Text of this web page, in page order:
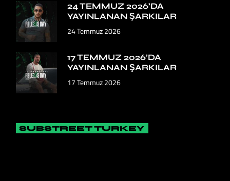
24 TEMMUZ 2026’DA
YAYINLANAN ŞARKILAR
24 Temmuz 2026
17 TEMMUZ 2026’DA
YAYINLANAN ŞARKILAR
17 Temmuz 2026
SUBSTREET TURKEY